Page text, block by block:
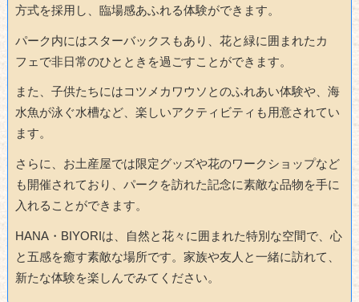
方式を採用し、臨場感あふれる体験ができます。
パーク内にはスターバックスもあり、花と緑に囲まれたカ
フェで非日常のひとときを過ごすことができます。
また、子供たちにはコツメカワウソとのふれあい体験や、海
水魚が泳ぐ水槽など、楽しいアクティビティも用意されてい
ます。
さらに、お土産屋では限定グッズや花のワークショップなど
も開催されており、パークを訪れた記念に素敵な品物を手に
入れることができます。
HANA・BIYORIは、自然と花々に囲まれた特別な空間で、心
と五感を癒す素敵な場所です。家族や友人と一緒に訪れて、
新たな体験を楽しんでみてください。